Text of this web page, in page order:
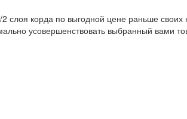
слоя корда по выгодной цене раньше
усовершенствовать выбранный вами